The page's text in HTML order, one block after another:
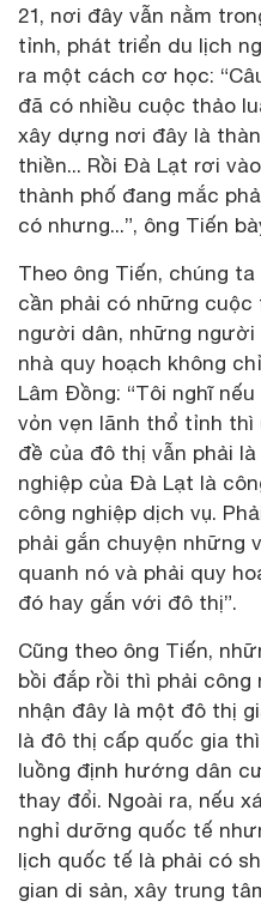
21, nơi đây vẫn nằm
tỉnh, phát triển du lịch
ra một cách cơ học:
đã có nhiều cuộc thảo
xây dựng nơi đây là
thiền... Rồi Đà Lạt rơi
thành phố đang mắc
có nhưng...”, ông Tiến
Theo ông Tiến, chúng
cần phải có những cuộc
người dân, những
nhà quy hoạch không
Lâm Đồng: “Tôi nghĩ
vỏn vẹn lãnh thổ tỉnh thì
đề của đô thị vẫn phải
nghiệp của Đà Lạt là
công nghiệp dịch vụ.
phải gắn chuyện những
quanh nó và phải quy
đó hay gắn với đô thị”.
Cũng theo ông Tiến,
bồi đắp rồi thì phải
nhận đây là một đô thị
là đô thị cấp quốc gia
luồng định hướng dân
thay đổi. Ngoài ra, nếu
nghỉ dưỡng quốc tế
lịch quốc tế là phải có
gian di sản, xây trung